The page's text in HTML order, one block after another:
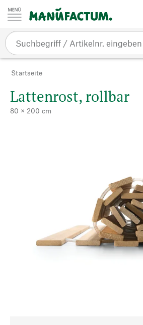
Zum Inhalt springen
Startseite
Lattenrost, rollbar
80 × 200 cm